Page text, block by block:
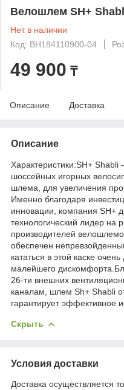
Велошлем SH+
Нет в наличии
Код: BH184110900-04
49 900 ₸
Описание Доставка
Описание
Характеристики:SH+
шоссейных игорных
шлема, для увеличения
Именно благодаря
инновации, компания SH+
технологический лидер на
производителей
обеспечен
кататься в этой каске
малейшего
26-ти внешних
каналам, шлем Sh+ Shabli
гарантирует эффективное
Скрыть
Условия доставки
Доставка осуществляется